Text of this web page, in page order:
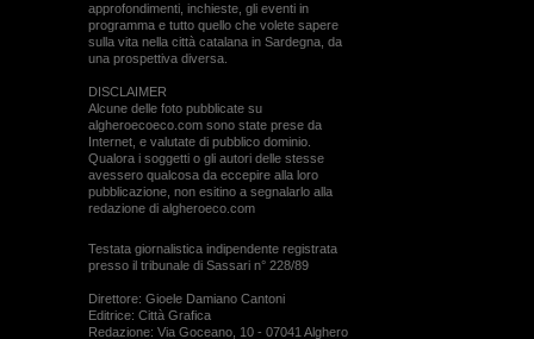
approfondimenti, inchieste, gli eventi in
programma e tutto quello che volete sapere
sulla vita nella città catalana in Sardegna, da
una prospettiva diversa.
DISCLAIMER
Alcune delle foto pubblicate su
algheroecoeco.com sono state prese da
Internet, e valutate di pubblico dominio.
Qualora i soggetti o gli autori delle stesse
avessero qualcosa da eccepire alla loro
pubblicazione, non esitino a segnalarlo alla
redazione di algheroeco.com
Testata giornalistica indipendente registrata
presso il tribunale di Sassari n° 228/89
Direttore: Gioele Damiano Cantoni
Editrice: Città Grafica
Redazione: Via Goceano, 10 - 07041 Alghero